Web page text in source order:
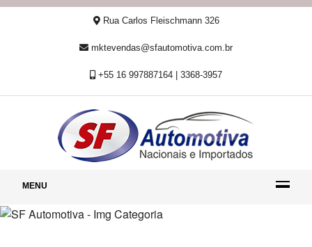
Rua Carlos Fleischmann 326
mktevendas@sfautomotiva.com.br
+55 16 997887164 | 3368-3957
MENU